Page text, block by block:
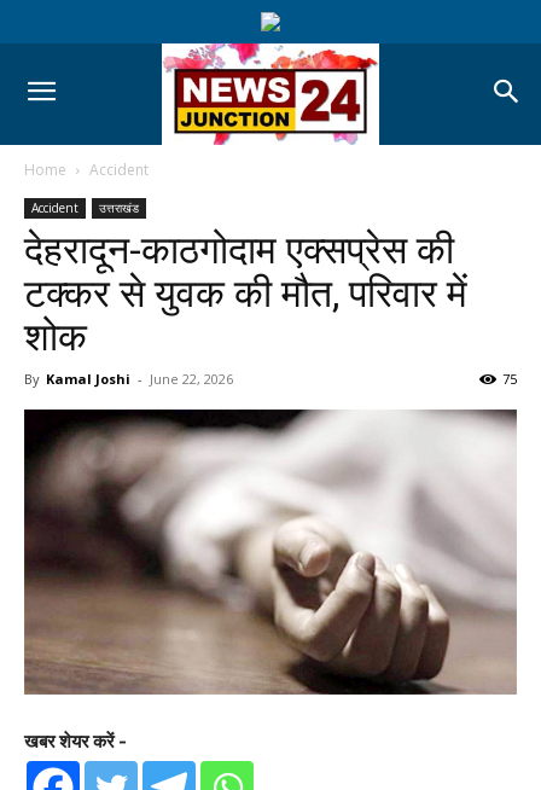
Home Accident
Accident उत्तराखंड
देहरादून-काठगोदाम एक्सप्रेस की
टक्कर से युवक की मौत, परिवार में
शोक
By Kamal Joshi - June 22, 2026 75
खबर शेयर करें -